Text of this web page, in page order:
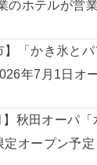
のホテルが営
】「かき氷と
年7月1日オ
】秋田オーパ「
定オープン予